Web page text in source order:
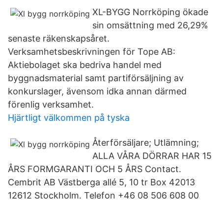
XL-BYGG Norrköping ökade
sin omsättning med 26,29%
senaste räkenskapsåret.
Verksamhetsbeskrivningen för Tope AB:
Aktiebolaget ska bedriva handel med
byggnadsmaterial samt partiförsäljning av
konkurslager, ävensom idka annan därmed
förenlig verksamhet.
Hjärtligt välkommen på tyska
Återförsäljare; Utlämning;
ALLA VÅRA DÖRRAR HAR 15
ÅRS FORMGARANTI OCH 5 ÅRS Contact.
Cembrit AB Västberga allé 5, 10 tr Box 42013
12612 Stockholm. Telefon +46 08 506 608 00